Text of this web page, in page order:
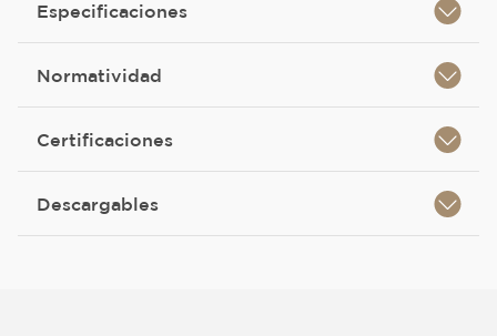
Especificaciones
Normatividad
Certificaciones
Descargables